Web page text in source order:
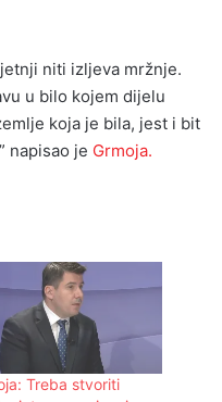
niti izljeva mržnje.
u bilo kojem dijelu
koja je bila, jest i bit
napisao je Grmoja.
Treba stvoriti